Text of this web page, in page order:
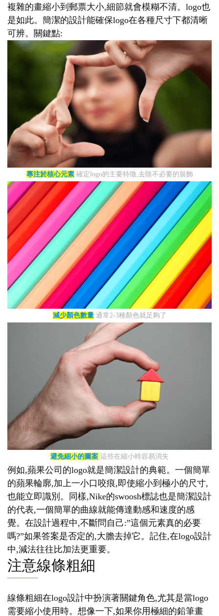
複雜的畫縮小到郵票大小,細節就會模糊不清。logo也
是如此。簡潔的設計能確保logo在各種尺寸下都清晰
可辨。關鍵點:
專注於核心元素確定logo的主要特徵,去除不必要的裝飾
減少顏色數量通常2-3種顏色就足夠了
避免細小的圖案 這些在縮小時容易消失
例如,蘋果公司的logo就是簡潔設計的典範。一個簡單
的蘋果輪廓,加上一小口咬痕,即使縮小到極小的尺寸,
也能立即識別。同樣,Nike的swoosh標誌也是簡潔設計
的代表,一個簡單的曲線就能傳達動感和速度的感
覺。在設計過程中,不斷問自己:”這個元素真的必要
嗎?”如果答案是否定的,大膽去掉它。記住,在logo設計
中,減法往往比加法更重要。
注意線條粗細
線條粗細在logo設計中扮演著關鍵角色,尤其是當logo
需要縮小使用時。想像一下,如果你用極細的鉛筆畫